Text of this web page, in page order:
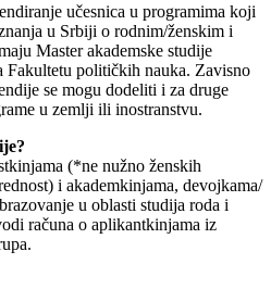
učesnica u programima koji
u Srbiji o rodnim/ženskim i
Master akademske studije
političkih nauka. Zavisno
se mogu dodeliti i za druge
u zemlji ili inostranstvu.
(*ne nužno ženskih
i akademkinjama, devojkama/
u oblasti studija roda i
računa o aplikantkinjama iz